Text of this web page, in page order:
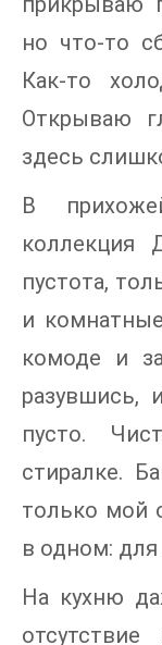
но что-то
Как-то
Открываю
здесь
В
коллекция
пустота,
и
комоде и
разувшись,
пусто.
стиралке.
только мой
в одном: для
На кухню